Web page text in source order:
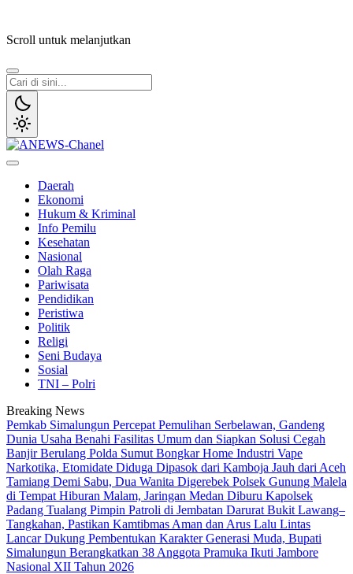
konten
Scroll untuk melanjutkan
Daerah
Ekonomi
Hukum & Kriminal
Info Pemilu
Kesehatan
Nasional
Olah Raga
Pariwisata
Pendidikan
Peristiwa
Politik
Religi
Seni Budaya
Sosial
TNI – Polri
Breaking News
Pemkab Simalungun Percepat Pemulihan Serbelawan, Gandeng
Dunia Usaha Benahi Fasilitas Umum dan Siapkan Solusi Cegah
Banjir Berulang Polda Sumut Bongkar Home Industri Vape
Narkotika, Etomidate Diduga Dipasok dari Kamboja Jauh dari Aceh
Tamiang Demi Sabu, Dua Wanita Digerebek Polsek Gunung Malela
di Tempat Hiburan Malam, Jaringan Medan Diburu Kapolsek
Padang Tualang Pimpin Patroli di Jembatan Darurat Bukit Lawang–
Tangkahan, Pastikan Kamtibmas Aman dan Arus Lalu Lintas
LancarDukung Pembentukan Karakter Generasi Muda, Bupati
Simalungun Berangkatkan 38 Anggota Pramuka Ikuti Jambore
Nasional XII Tahun 2026